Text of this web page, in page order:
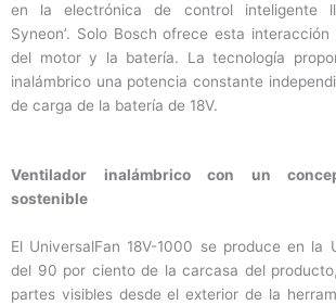
en la electrónica de control inteligente
Syneon’. Solo Bosch ofrece esta
del motor y la batería. La tecnología
inalámbrico una potencia constante
de carga de la batería de 18V.
Ventilador inalámbrico con un
sostenible
El UniversalFan 18V-1000 se produce en la
del 90 por ciento de la carcasa del
partes visibles desde el exterior de la